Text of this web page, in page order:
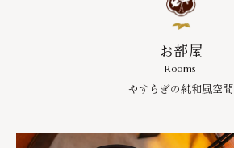
お部屋
Rooms
やすらぎの純和風空間